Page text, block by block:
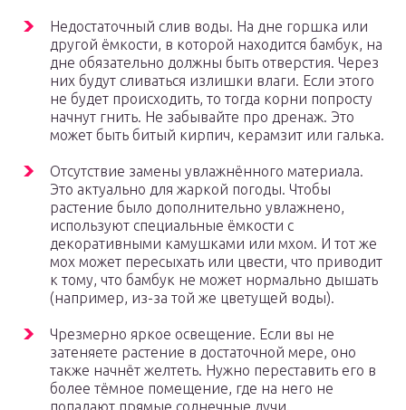
Недостаточный слив воды. На дне горшка или
другой ёмкости, в которой находится бамбук, на
дне обязательно должны быть отверстия. Через
них будут сливаться излишки влаги. Если этого
не будет происходить, то тогда корни попросту
начнут гнить. Не забывайте про дренаж. Это
может быть битый кирпич, керамзит или галька.
Отсутствие замены увлажнённого материала.
Это актуально для жаркой погоды. Чтобы
растение было дополнительно увлажнено,
используют специальные ёмкости с
декоративными камушками или мхом. И тот же
мох может пересыхать или цвести, что приводит
к тому, что бамбук не может нормально дышать
(например, из-за той же цветущей воды).
Чрезмерно яркое освещение. Если вы не
затеняете растение в достаточной мере, оно
также начнёт желтеть. Нужно переставить его в
более тёмное помещение, где на него не
попадают прямые солнечные лучи.